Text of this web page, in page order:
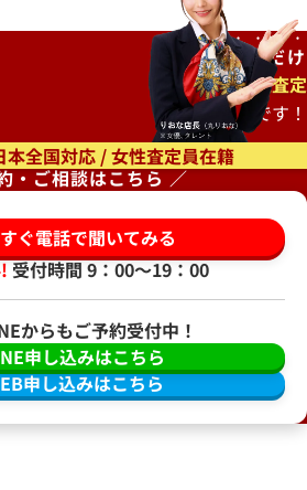
ご自宅で待つだけ
出張査定
もオススメです！
本全国対応 / 女性査定員在籍
・ご相談はこちら ／
ぐ電話で聞いてみる
受付時間 9：00〜19：00
からもご予約受付中！
申し込みはこちら
申し込みはこちら